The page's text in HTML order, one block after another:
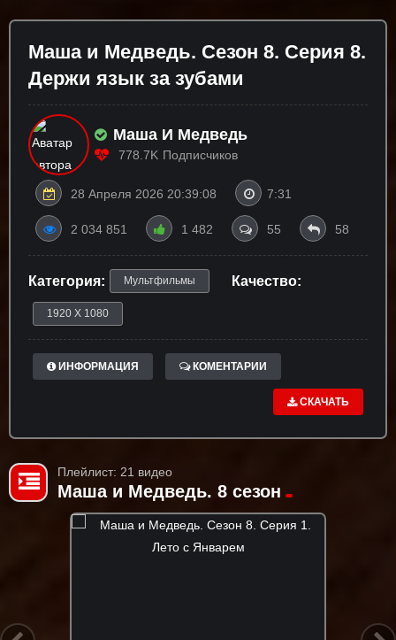
Маша и Медведь. Сезон 8. Серия 8.
Держи язык за зубами
Маша И Медведь
778.7K Подписчиков
28 Апреля 2026 20:39:08 7:31
2 034 851 1 482 55 58
Категория: Мультфильмы Качество:
1920 X 1080
ИНФОРМАЦИЯ КОМЕНТАРИИ
СКАЧАТЬ
Плейлист: 21 видео
Маша и Медведь. 8 сезон